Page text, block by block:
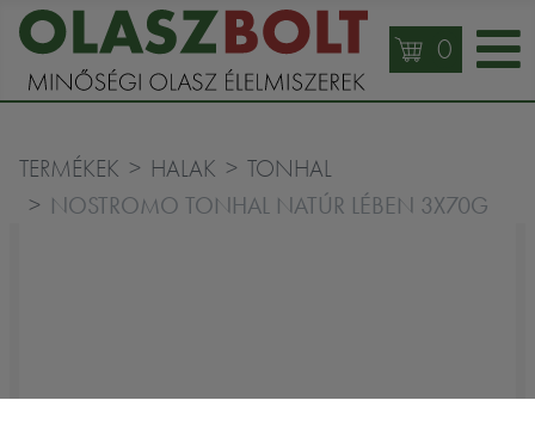
0
TERMÉKEK HALAK TONHAL
NOSTROMO TONHAL NATÚR LÉBEN 3X70G